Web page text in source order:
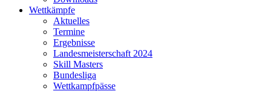
Wettkämpfe
Aktuelles
Termine
Ergebnisse
Landesmeisterschaft 2024
Skill Masters
Bundesliga
Wettkampfpässe